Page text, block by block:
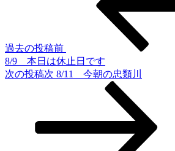
過去の投稿前
8/9 本日は休止日です
次の投稿次 8/11 今朝の忠類川